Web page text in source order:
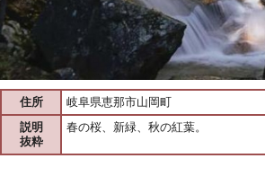
住所
岐阜県恵那市山岡町
説明
抜粋
春の桜、新緑、秋の紅葉。